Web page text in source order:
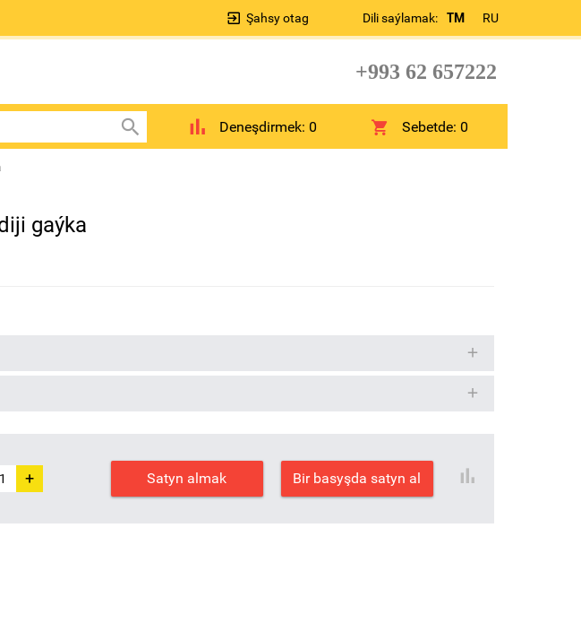
Dili saýlamak: TM RU
Şahsy otag
+993 62 657222
Deneşdirmek: 0 Sebetde:0
gaýka
+ Satyn almak Bir basyşda satyn al